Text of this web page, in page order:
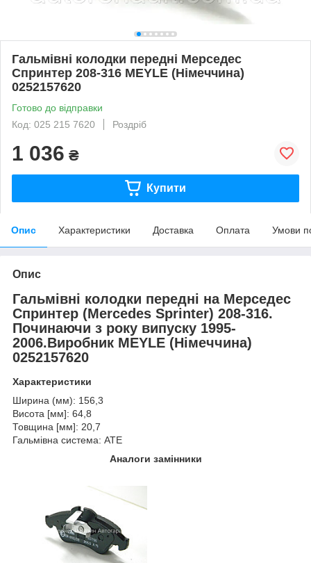
Гальмівні колодки передні Мерседес
Спринтер 208-316 MEYLE (Німеччина)
0252157620
Готово до відправки
Код: 025 215 7620
Роздріб
1 036 ₴
Купити
Опис Характеристики Доставка Оплата Умови
Опис
Гальмівні колодки передні на Мерседес
Спринтер (Mercedes Sprinter) 208-316.
Починаючи з року випуску 1995-
2006.Виробник MEYLE (Німеччина)
0252157620
Характеристики
Ширина (мм): 156,3
Висота [мм]: 64,8
Товщина [мм]: 20,7
Гальмівна система: ATE
Аналоги замінники